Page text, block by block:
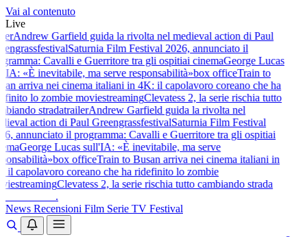
Vai al contenuto
Live
Andrew Garfield guida la rivolta nel medieval action di Paul
festivalSaturnia Film Festival 2026, annunciato il
Cavalli e Guerritore tra gli ospitiai cinemaGeorge Lucas
«È inevitabile, ma serve responsabilità»box officeTrain to
arriva nei cinema italiani in 4K: il capolavoro coreano che ha
lo zombie moviestreamingClevatess 2, la serie rischia tutto
stradatrailerAndrew Garfield guida la rivolta nel
action di Paul GreengrassfestivalSaturnia Film Festival
annunciato il programma: Cavalli e Guerritore tra gli ospitiai
George Lucas sull'IA: «È inevitabile, ma serve
box officeTrain to Busan arriva nei cinema italiani in
il capolavoro coreano che ha ridefinito lo zombie
streamingClevatess 2, la serie rischia tutto cambiando strada
.
News Recensioni Film Serie TV Festival